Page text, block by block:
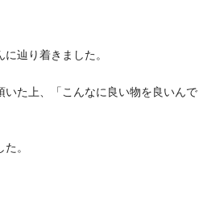
辿り着きました。
た上、「こんなに良い物を良いんで
。